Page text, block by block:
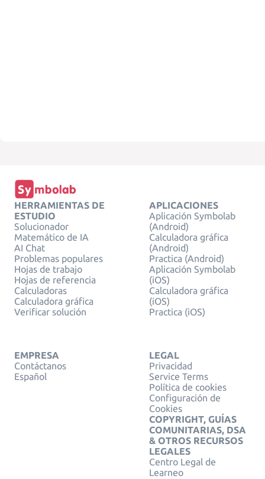
HERRAMIENTAS DE
ESTUDIO
Solucionador
Matemático de IA
AI Chat
Problemas populares
Hojas de trabajo
Hojas de referencia
Calculadoras
Calculadora gráfica
Verificar solución
APLICACIONES
Aplicación Symbolab
(Android)
Calculadora gráfica
(Android)
Practica (Android)
Aplicación Symbolab
(iOS)
Calculadora gráfica
(iOS)
Practica (iOS)
EMPRESA
Contáctanos
Español
LEGAL
Privacidad
Service Terms
Política de cookies
Configuración de
Cookies
COPYRIGHT, GUÍAS
COMUNITARIAS, DSA
& OTROS RECURSOS
LEGALES
Centro Legal de
Learneo